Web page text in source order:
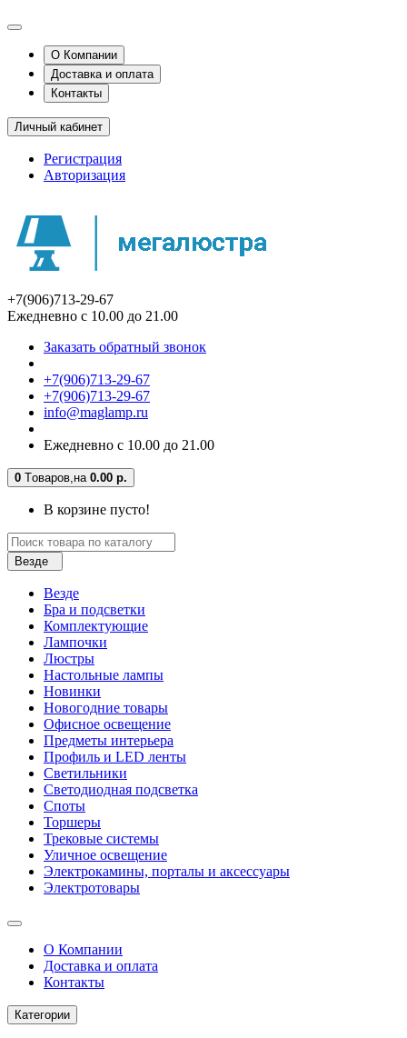
О Компании
Доставка и оплата
Контакты
Личный кабинет
Регистрация
Авторизация
+7(906)713-29-67
Ежедневно с 10.00 до 21.00
Заказать обратный звонок
+7(906)713-29-67
+7(906)713-29-67
info@maglamp.ru
Ежедневно с 10.00 до 21.00
0 Tоваров,на 0.00 р.
В корзине пусто!
Везде
Везде
Бра и подсветки
Комплектующие
Лампочки
Люстры
Настольные лампы
Новинки
Новогодние товары
Офисное освещение
Предметы интерьера
Профиль и LED ленты
Светильники
Светодиодная подсветка
Споты
Торшеры
Трековые системы
Уличное освещение
Электрокамины, порталы и аксессуары
Электротовары
О Компании
Доставка и оплата
Контакты
Категории